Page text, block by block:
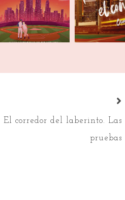
En su propia liga
control
El corredor del laberinto. Las
pruebas